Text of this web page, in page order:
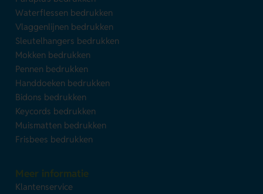
Waterflessen bedrukken
Vlaggenlijnen bedrukken
Sleutelhangers bedrukken
Mokken bedrukken
Pennen bedrukken
Handdoeken bedrukken
Bidons bedrukken
Keycords bedrukken
Muismatten bedrukken
Frisbees bedrukken
Meer informatie
Klantenservice